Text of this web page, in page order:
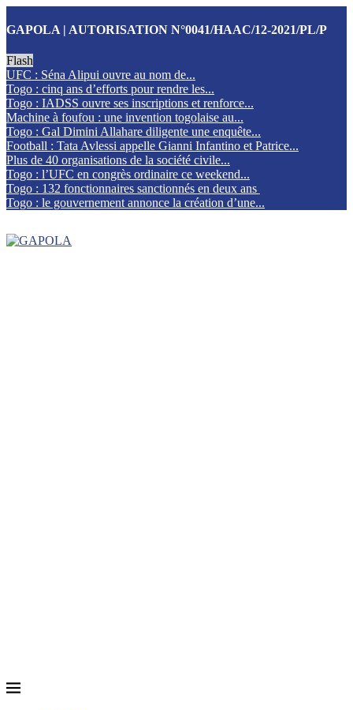
GAPOLA | AUTORISATION N°0041/HAAC/12-2021/PL/P
Flash
UFC : Séna Alipui ouvre au nom de...
Togo : cinq ans d’efforts pour rendre les...
Togo : IADSS ouvre ses inscriptions et renforce...
Machine à foufou : une invention togolaise au...
Togo : Gal Dimini Allahare diligente une enquête...
Football : Tata Avlessi appelle Gianni Infantino et Patrice...
Plus de 40 organisations de la société civile...
Togo : l’UFC en congrès ordinaire ce weekend...
Togo : 132 fonctionnaires sanctionnés en deux ans
Togo : le gouvernement annonce la création d’une...